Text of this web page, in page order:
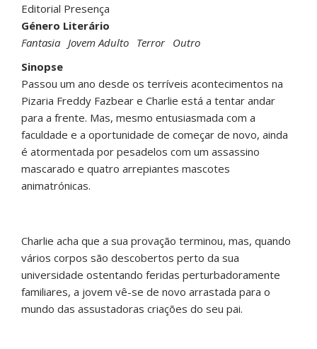
Editorial Presença
Género Literário
Fantasia Jovem Adulto Terror Outro
Sinopse
Passou um ano desde os terríveis acontecimentos na
Pizaria Freddy Fazbear e Charlie está a tentar andar
para a frente. Mas, mesmo entusiasmada com a
faculdade e a oportunidade de começar de novo, ainda
é atormentada por pesadelos com um assassino
mascarado e quatro arrepiantes mascotes
animatrónicas.
Charlie acha que a sua provação terminou, mas, quando
vários corpos são descobertos perto da sua
universidade ostentando feridas perturbadoramente
familiares, a jovem vê-se de novo arrastada para o
mundo das assustadoras criações do seu pai.